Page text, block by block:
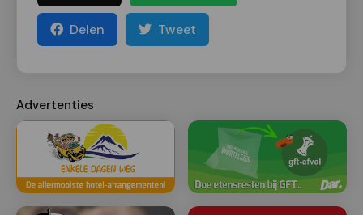
Delen Tweet
Advertenties